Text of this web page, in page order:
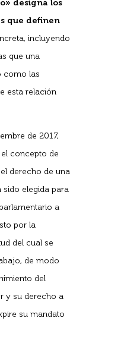
designa los
que definen
incluyendo
que una
como las
esta relación
de 2017,
concepto de
derecho de una
sido elegida para
a
por la
del cual se
de modo
del
y su derecho a
su mandato